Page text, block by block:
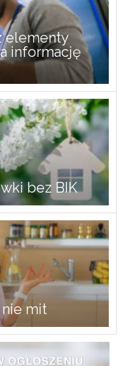
elementy
informację
bez BIK
mit